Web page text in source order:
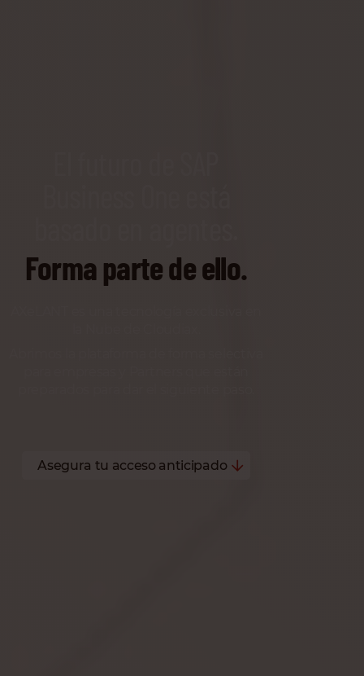
Forma parte de ello.
Asegura tu acceso anticipado